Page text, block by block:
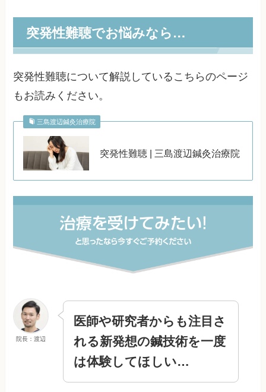
突発性難聴でお悩みなら…
突発性難聴について解説しているこちらのページ
もお読みください。
三島渡辺鍼灸治療院
突発性難聴 | 三島渡辺鍼灸治療院
院長：渡辺
医師や研究者からも注目さ
れる新発想の鍼技術を一度
は体験してほしい…